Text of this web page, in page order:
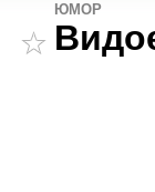
ЮМОР